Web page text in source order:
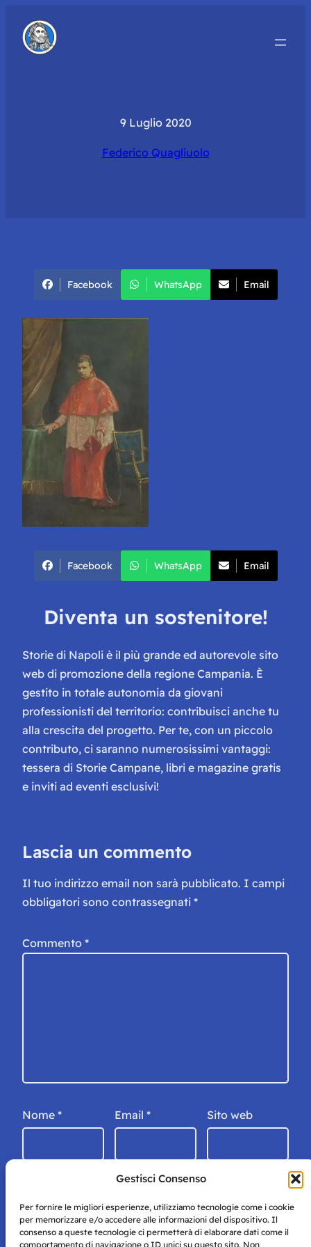
Gestisci Consenso
Per fornire le migliori esperienze, utilizziamo tecnologie come i cookie
per memorizzare e/o accedere alle informazioni del dispositivo. Il
consenso a queste tecnologie ci permetterà di elaborare dati come il
comportamento di navigazione o ID unici su questo sito. Non
9 Luglio 2020
Federico Quagliuolo
Facebook WhatsApp Email
Facebook WhatsApp Email
Diventa un sostenitore!
Storie di Napoli è il più grande ed autorevole sito
web di promozione della regione Campania. È
gestito in totale autonomia da giovani
professionisti del territorio: contribuisci anche tu
alla crescita del progetto. Per te, con un piccolo
contributo, ci saranno numerosissimi vantaggi:
tessera di Storie Campane, libri e magazine gratis
e inviti ad eventi esclusivi!
Lascia un commento
Il tuo indirizzo email non sarà pubblicato. I campi
obbligatori sono contrassegnati *
Commento *
Nome * Email * Sito web